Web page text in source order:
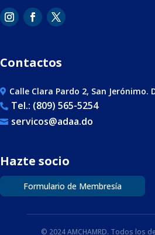
Contactos
 Calle Clara Pardo 2, San
 Tel.: (809) 565-5254
 servicos@adaa.do
Hazte socio
Formulario de Membresía
© 2024 AMCHAMRD. Todos los